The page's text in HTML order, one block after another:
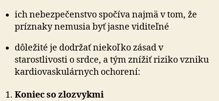
ich nebezpečenstvo spočíva najmä v tom, že
príznaky nemusia byť jasne viditeľné
dôležité je dodržať niekoľko zásad v
starostlivosti o srdce, a tým znížiť riziko vzniku
kardiovaskulárnych ochorení:
Koniec so zlozvykmi